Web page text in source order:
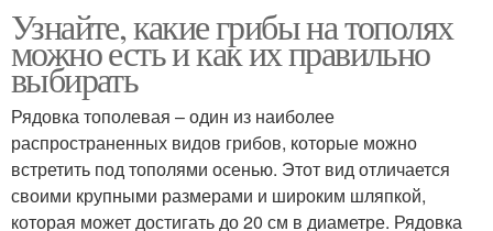
Узнайте, какие грибы на тополях
можно есть и как их правильно
выбирать
Рядовка тополевая – один из наиболее
распространенных видов грибов, которые можно
встретить под тополями осенью. Этот вид отличается
своими крупными размерами и широким шляпкой,
которая может достигать до 20 см в диаметре. Рядовка